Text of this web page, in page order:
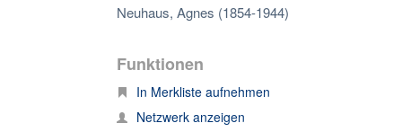
Neuhaus, Agnes (1854-1944)
Funktionen
In Merkliste aufnehmen
Netzwerk anzeigen